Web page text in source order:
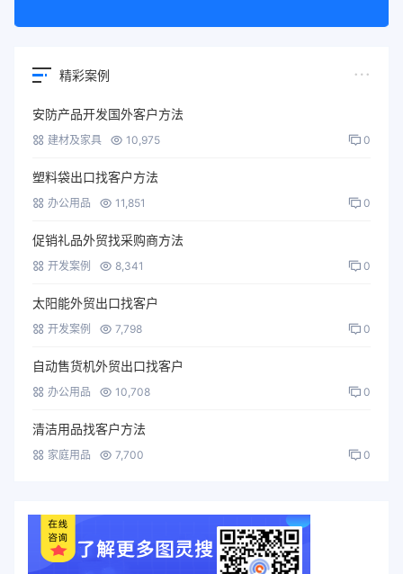
精彩案例
安防产品开发国外客户方法
建材及家具 10,975 0
塑料袋出口找客户方法
办公用品 11,851 0
促销礼品外贸找采购商方法
开发案例 8,341 0
太阳能外贸出口找客户
开发案例 7,798 0
自动售货机外贸出口找客户
办公用品 10,708 0
清洁用品找客户方法
家庭用品 7,700 0